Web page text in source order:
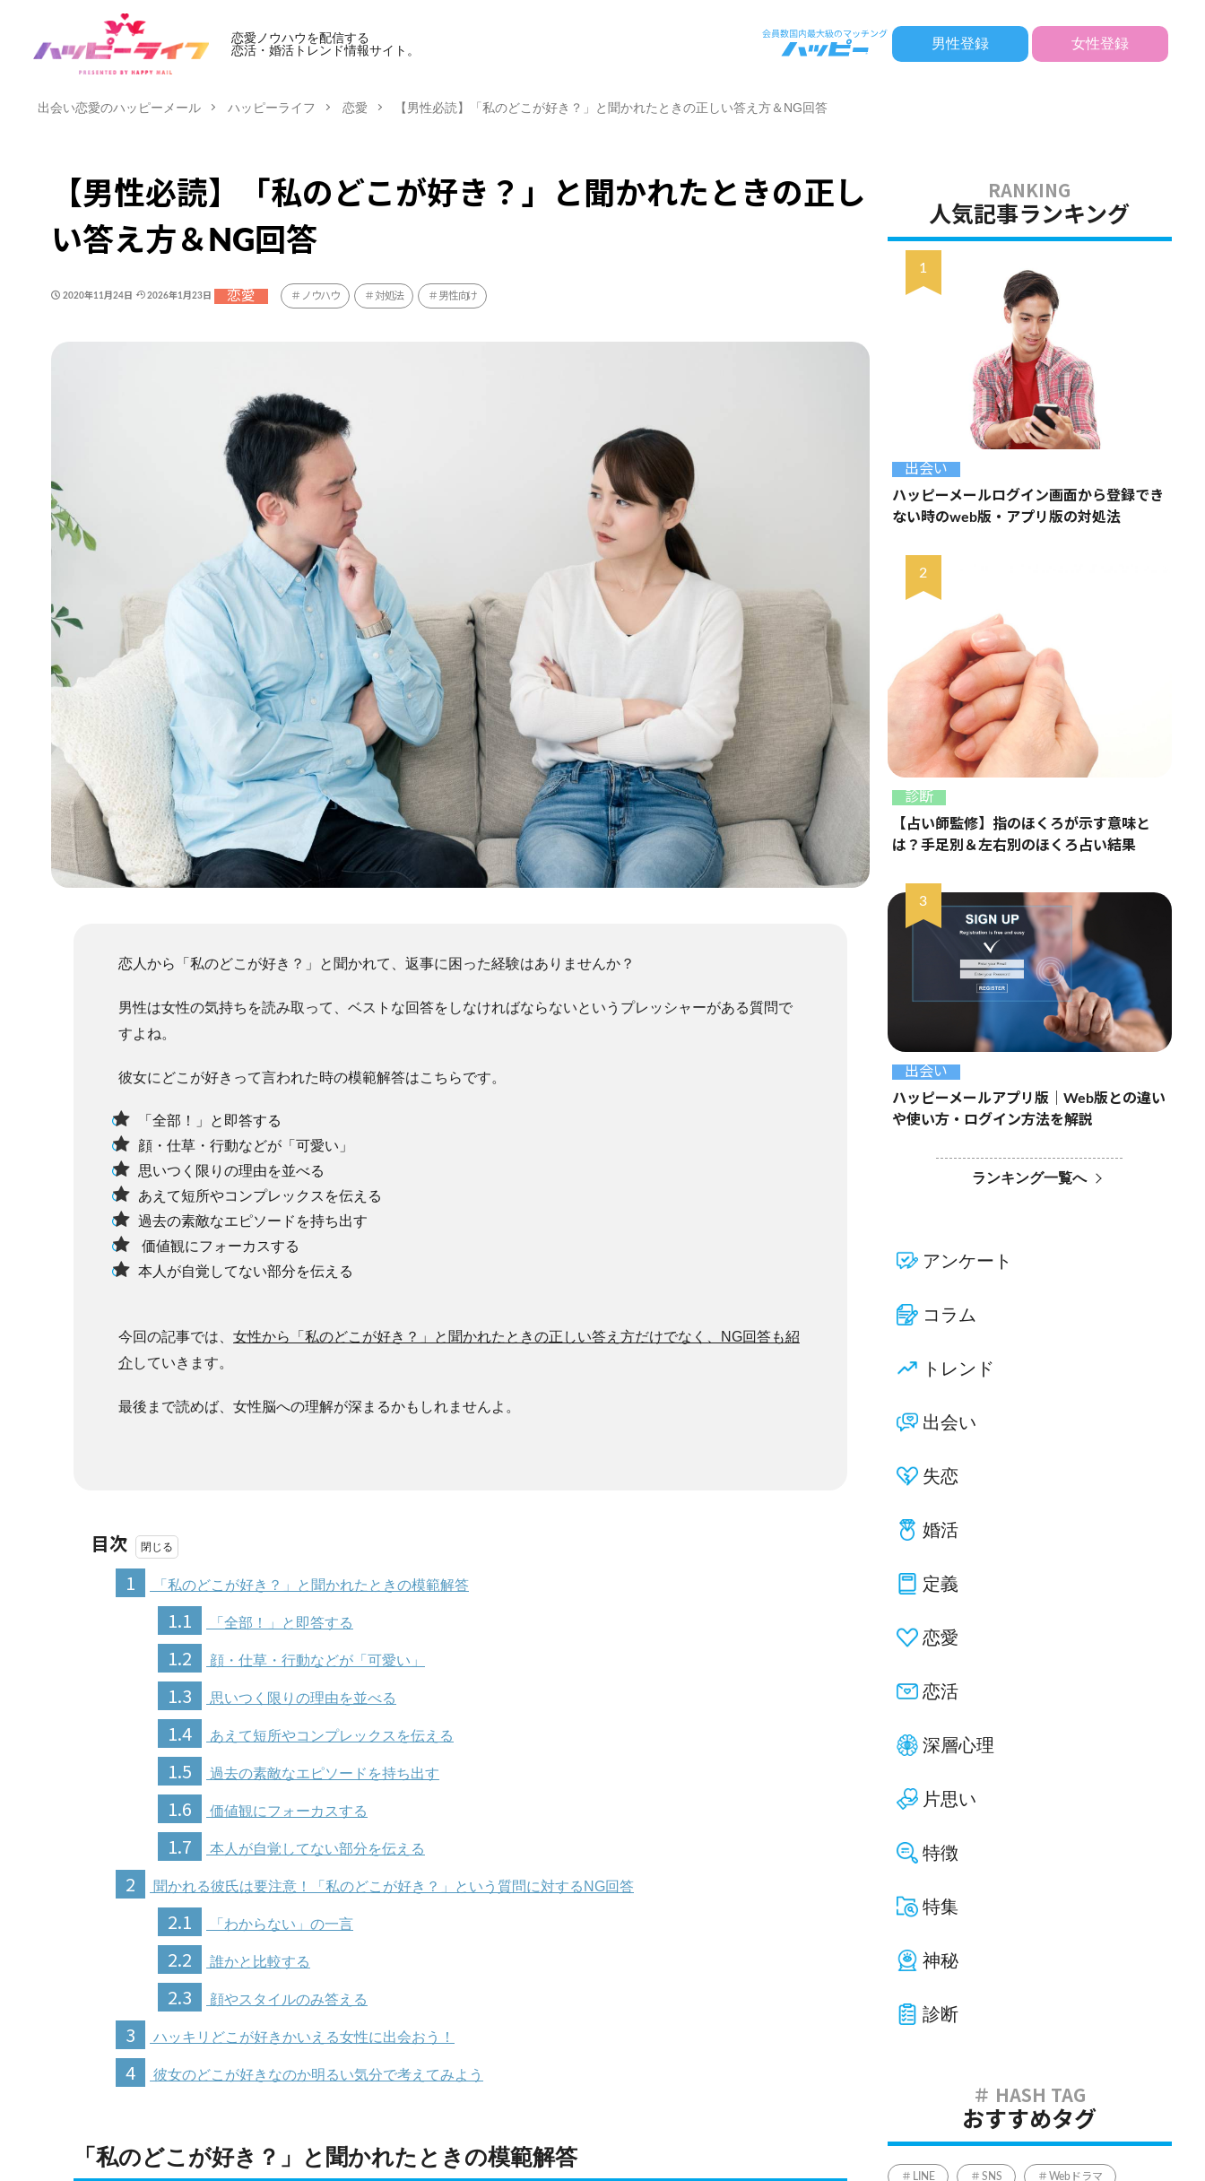
恋愛ノウハウを配信する
恋活・婚活トレンド情報サイト。
男性登録 女性登録
出会い恋愛のハッピーメール ハッピーライフ 恋愛 【男性必読】「私のどこが好き？」と聞かれたときの正しい答え方＆NG回答
【男性必読】「私のどこが好き？」と聞かれたときの正し
い答え方＆NG回答
2020年11月24日 2026年1月23日 恋愛 ノウハウ 対処法 男性向け
恋人から「私のどこが好き？」と聞かれて、返事に困った経験はありませんか？
男性は女性の気持ちを読み取って、ベストな回答をしなければならないというプレッシャーがある質問で
すよね。
彼女にどこが好きって言われた時の模範解答はこちらです。
「全部！」と即答する
顔・仕草・行動などが「可愛い」
思いつく限りの理由を並べる
あえて短所やコンプレックスを伝える
過去の素敵なエピソードを持ち出す
価値観にフォーカスする
本人が自覚してない部分を伝える
今回の記事では、 女性から「私のどこが好き？」と聞かれたときの正しい答え方だけでなく、NG回答も紹
介 していきます。
最後まで読めば、女性脳への理解が深まるかもしれませんよ。
目次
1
「私のどこが好き？」と聞かれたときの模範解答
1.1 「全部！」と即答する
1.2 顔・仕草・行動などが「可愛い」
1.3 思いつく限りの理由を並べる
1.4 あえて短所やコンプレックスを伝える
1.5 過去の素敵なエピソードを持ち出す
1.6 価値観にフォーカスする
1.7 本人が自覚してない部分を伝える
2 聞かれる彼氏は要注意！「私のどこが好き？」という質問に対するNG回答
2.1 「わからない」の一言
2.2 誰かと比較する
2.3 顔やスタイルのみ答える
3 ハッキリどこが好きかいえる女性に出会おう！
4 彼女のどこが好きなのか明るい気分で考えてみよう
「私のどこが好き？」と聞かれたときの模範解答
人気記事ランキング
出会い
ハッピーメールログイン画面から登録でき
ない時のweb版・アプリ版の対処法
診断
【占い師監修】指のほくろが示す意味と
は？手足別＆左右別のほくろ占い結果
出会い
ハッピーメールアプリ版｜Web版との違い
や使い方・ログイン方法を解説
ランキング一覧へ
アンケート
コラム
トレンド
出会い
失恋
婚活
定義
恋愛
恋活
深層心理
片思い
特徴
特集
神秘
診断
おすすめタグ
LINE SNS Webドラマ